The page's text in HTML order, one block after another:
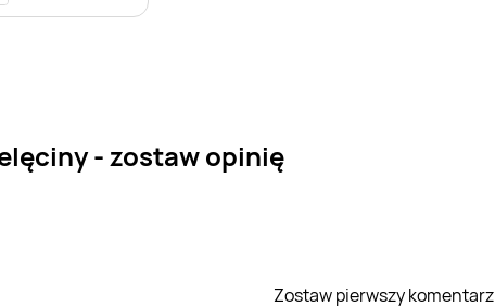
- zostaw opinię
Zostaw pierwszy komentarz